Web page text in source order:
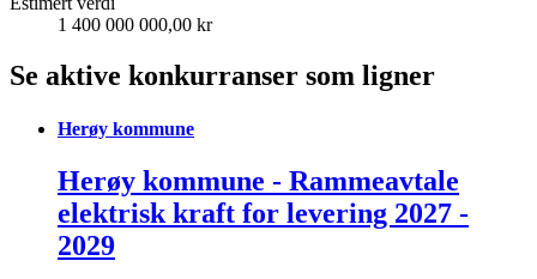
1 400 000 000,00 kr
Se aktive konkurranser som ligner
Herøy kommune
Herøy kommune - Rammeavtale
elektrisk kraft for levering 2027 -
2029